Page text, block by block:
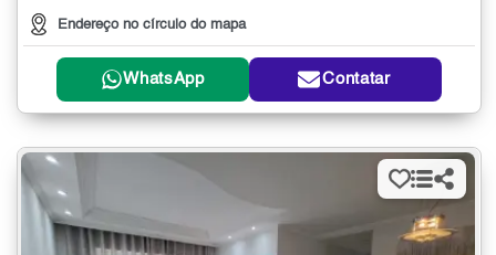
Endereço no círculo do mapa
WhatsApp Contatar